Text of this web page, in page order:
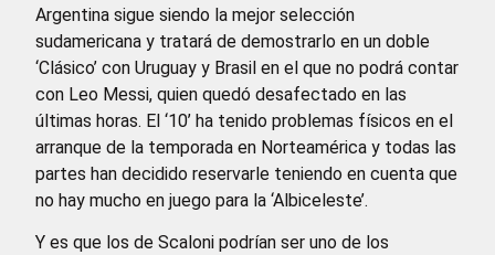
Argentina sigue siendo la mejor selección
sudamericana y tratará de demostrarlo en un doble
‘Clásico’ con Uruguay y Brasil en el que no podrá contar
con Leo Messi, quien quedó desafectado en las
últimas horas. El ‘10’ ha tenido problemas físicos en el
arranque de la temporada en Norteamérica y todas las
partes han decidido reservarle teniendo en cuenta que
no hay mucho en juego para la ‘Albiceleste’.
Y es que los de Scaloni podrían ser uno de los